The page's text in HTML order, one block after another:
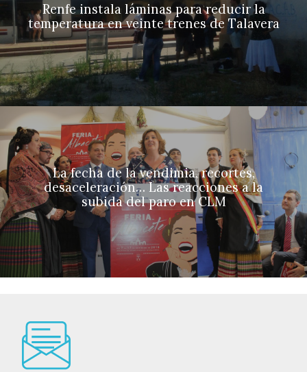
Renfe instala láminas para reducir la
temperatura en veinte trenes de Talavera
La fecha de la vendimia, recortes,
desaceleración… Las reacciones a la
subida del paro en CLM